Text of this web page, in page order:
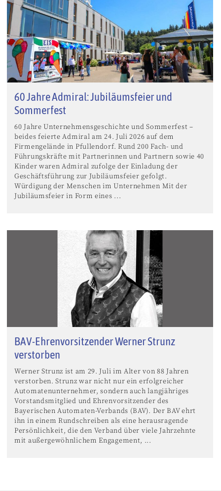
60 Jahre Admiral: Jubiläumsfeier und
Sommerfest
60 Jahre Unternehmensgeschichte und Sommerfest –
beides feierte Admiral am 24. Juli 2026 auf dem
Firmengelände in Pfullendorf. Rund 200 Fach- und
Führungskräfte mit Partnerinnen und Partnern sowie 40
Kinder waren Admiral zufolge der Einladung der
Geschäftsführung zur Jubiläumsfeier gefolgt.
Würdigung der Menschen im Unternehmen Mit der
Jubiläumsfeier in Form eines ...
BAV-Ehrenvorsitzender Werner Strunz
verstorben
Werner Strunz ist am 29. Juli im Alter von 88 Jahren
verstorben. Strunz war nicht nur ein erfolgreicher
Automatenunternehmer, sondern auch langjähriges
Vorstandsmitglied und Ehrenvorsitzender des
Bayerischen Automaten-Verbands (BAV). Der BAV ehrt
ihn in einem Rundschreiben als eine herausragende
Persönlichkeit, die den Verband über viele Jahrzehnte
mit außergewöhnlichem Engagement, ...